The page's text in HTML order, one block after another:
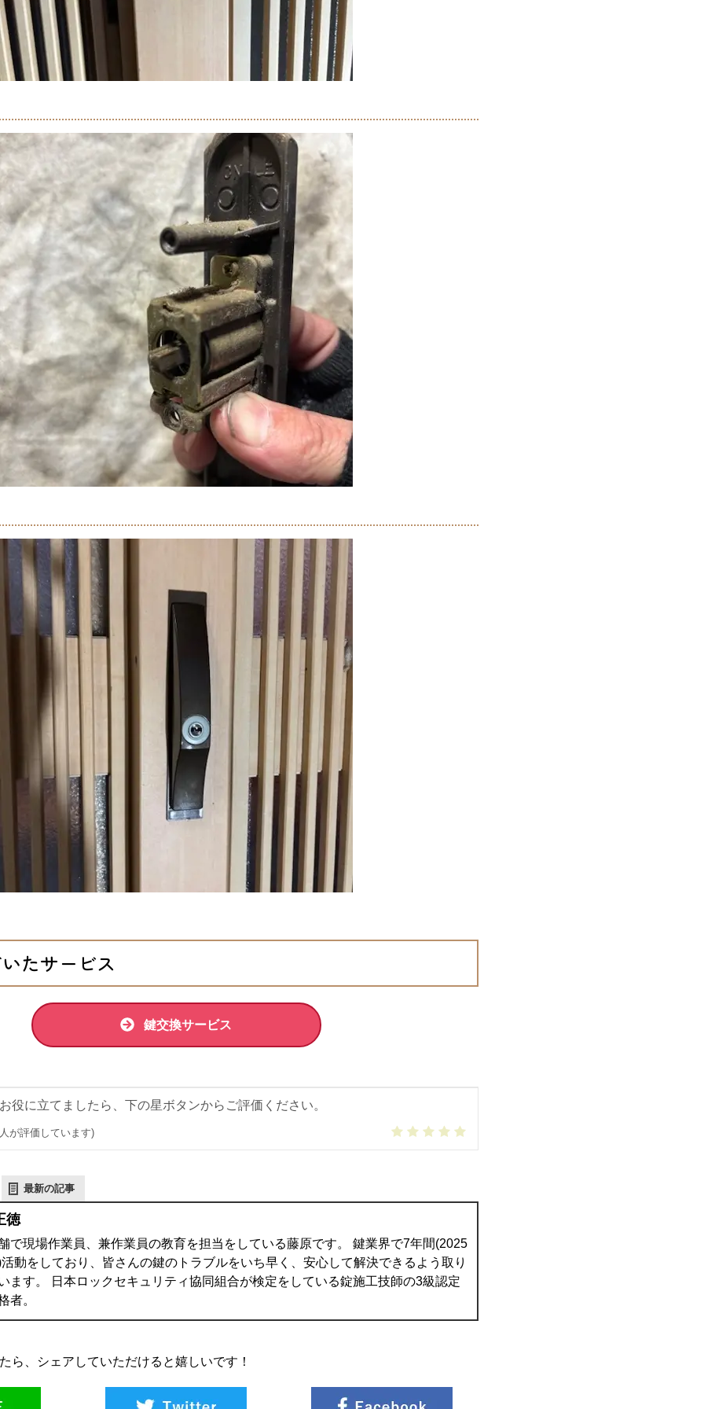
たサービス
鍵交換サービス
役に立てましたら、下の星ボタンからご評価ください。
が評価しています)
最新の記事
徳
で現場作業員、兼作業員の教育を担当をしている藤原です。 鍵業界で7年間(2025
動をしており、皆さんの鍵のトラブルをいち早く、安心して解決できるよう取り
ます。 日本ロックセキュリティ協同組合が検定をしている錠施工技師の3級認定
者。
ら、シェアしていただけると嬉しいです！